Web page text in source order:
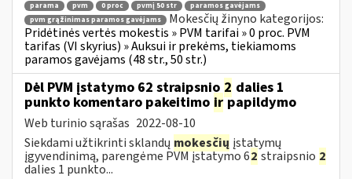
parama pvm 0 proc pvmį 50 str
paramos gavėjams
pvm grąžinimas paramos gavėjams
Mokesčių žinyno kategorijos:
Pridėtinės vertės mokestis » PVM tarifai » 0 proc. PVM
tarifas (VI skyrius) » Auksui ir prekėms, tiekiamoms
paramos gavėjams (48 str., 50 str.)
Dėl PVM įstatymo 62 straipsnio 2 dalies 1
punkto komentaro pakeitimo irpapildymo
Web turinio sąrašas 2022-08-10
Siekdami užtikrinti sklandų mokesčių įstatymų
įgyvendinimą, parengėme PVM įstatymo 62 straipsnio 2
dalies 1 punkto...